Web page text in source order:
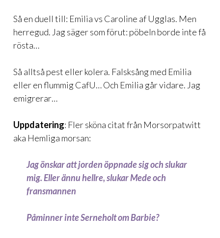
Så en duell till: Emilia vs Caroline af Ugglas. Men
herregud. Jag säger som förut: pöbeln borde inte få
rösta…
Så alltså pest eller kolera. Falsksång med Emilia
eller en flummig CafU… Och Emilia går vidare. Jag
emigrerar…
Uppdatering: Fler sköna citat från Morsorpatwitt
aka Hemliga morsan:
Jag önskar att jorden öppnade sig och slukar
mig. Eller ännu hellre, slukar Mede och
fransmannen
Påminner inte Serneholt om Barbie?